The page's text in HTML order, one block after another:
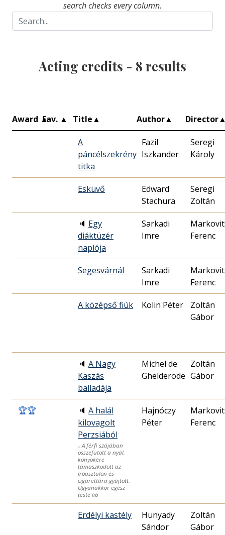
search checks every column.
Acting credits - 8 results
Award ▲
Fav. ▲ Title▲ Author▲ Director
A
páncélszekrény
titka
Fazil
Iszkander
Seregi
Károly
Esküvő
Edward
Stachura
Seregi
Zoltán
🔈 Egy
diáktüzér
naplója
Sarkadi
Imre
Ferenc
Segesvárnál
Sarkadi
Imre
Ferenc
A középső fiúk Kolin Péter
Zoltán
Gábor
🔈 A Nagy
Kaszás
balladája
Michel de
Ghelderode
Zoltán
Gábor
🏆🏆 🔈 A halál
kilovagolt
Perzsiából
„ A férfi szájában
összefutott a nyál,
könyökére
támaszkodott az
íróasztalon és
cigarettára gyújtott.
Ugyanakkor egész
teste lib
Hajnóczy
Péter
Ferenc
Erdélyi kastély
Hunyady
Sándor
Zoltán
Gábor